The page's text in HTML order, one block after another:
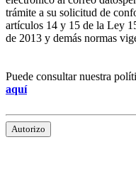
trámite a su solicitud de
artículos 14 y 15 de la Ley
de 2013 y demás normas
Puede consultar nuestra
aquí
Autorizo